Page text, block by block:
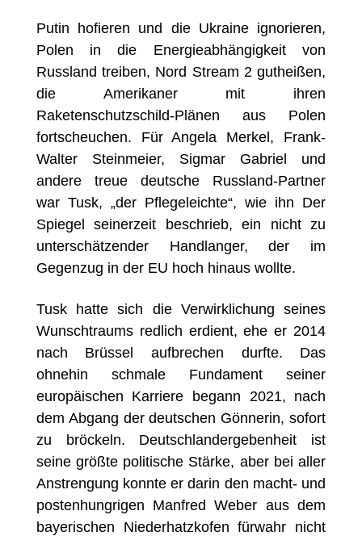
Putin hofieren und die Ukraine ignorieren,
Polen in die Energieabhängigkeit von
Russland treiben, Nord Stream 2 gutheißen,
die Amerikaner mit ihren
Raketenschutzschild-Plänen aus Polen
fortscheuchen. Für Angela Merkel, Frank-
Walter Steinmeier, Sigmar Gabriel und
andere treue deutsche Russland-Partner
war Tusk, „der Pflegeleichte“, wie ihn Der
Spiegel seinerzeit beschrieb, ein nicht zu
unterschätzender Handlanger, der im
Gegenzug in der EU hoch hinaus wollte.
Tusk hatte sich die Verwirklichung seines
Wunschtraums redlich erdient, ehe er 2014
nach Brüssel aufbrechen durfte. Das
ohnehin schmale Fundament seiner
europäischen Karriere begann 2021, nach
dem Abgang der deutschen Gönnerin, sofort
zu bröckeln. Deutschlandergebenheit ist
seine größte politische Stärke, aber bei aller
Anstrengung konnte er darin den macht- und
postenhungrigen Manfred Weber aus dem
bayerischen Niederhatzkofen fürwahr nicht